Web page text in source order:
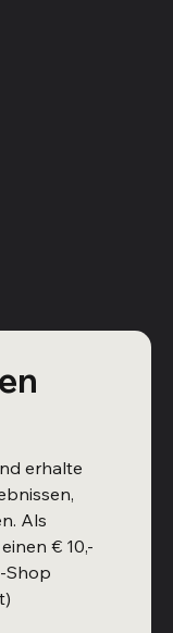
erhalte
Als
€ 10,-
Shop